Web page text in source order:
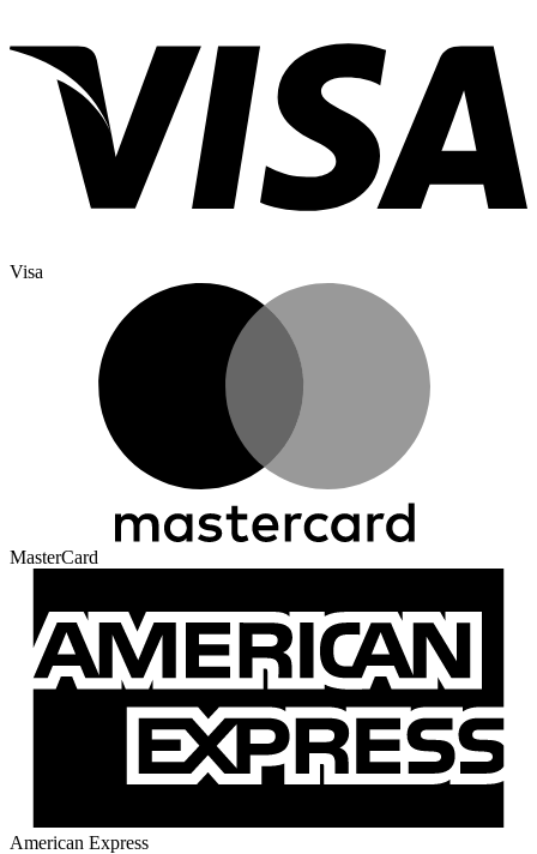
Visa
MasterCard
American Express